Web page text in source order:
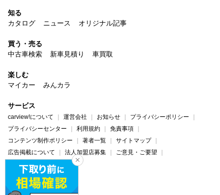
知る
カタログ
ニュース オリジナル記事
買う・売る
中古車検索
新車見積り 車買取
楽しむ
マイカー
みんカラ
サービス
carview!について 運営会社 お知らせ
プライバシーポリシー
プライバシーセンター
利用規約
免責事項
コンテンツ制作ポリシー
著者一覧
サイトマップ
広告掲載について
法人加盟店募集
ご意見・ご要望
ヘルプ・お問い合わせ
carview! Yahoo! JAPAN